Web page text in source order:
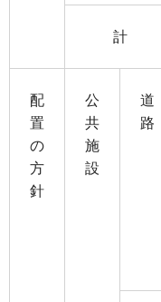
計
配
置
の
方
針
公
共
施
設
道
路